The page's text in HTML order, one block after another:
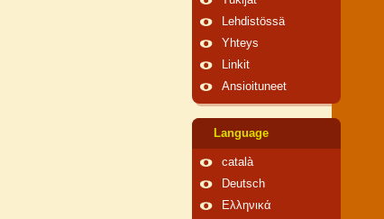
Lehdistössä
Yhteys
Linkit
Ansioituneet
Language
català
Deutsch
Ελληνικά